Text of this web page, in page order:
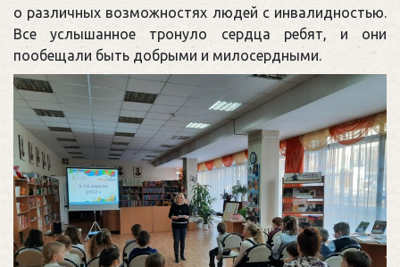
о различных возможностях людей с инвалидностью.
Все услышанное тронуло сердца ребят, и они
пообещали быть добрыми и милосердными.